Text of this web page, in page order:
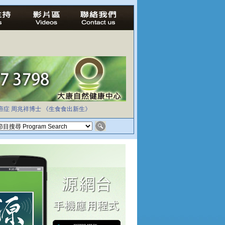
症 周兆祥博士 《生食食出新生》